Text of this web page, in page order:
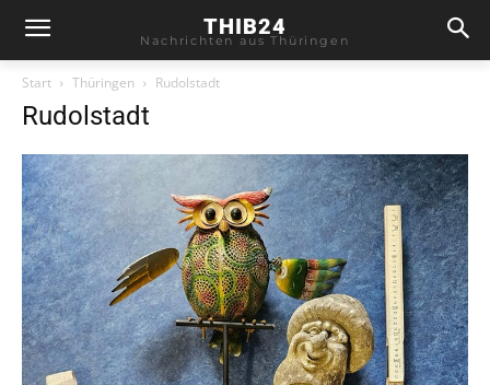
THIB24
Nachrichten aus Thüringen
Start Thüringen Rudolstadt
Rudolstadt